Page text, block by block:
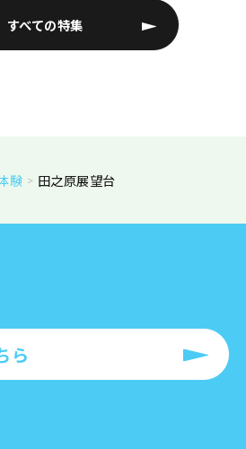
すべての特集
験 田之原展望台
ら